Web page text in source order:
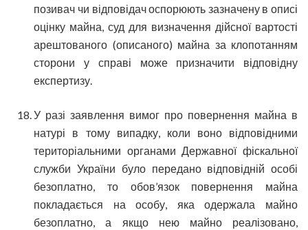
позивач чи відповідач оспорюють зазначену в описі
оцінку майна, суд для визначення дійсної вартості
арештованого (описаного) майна за клопотанням
сторони у справі може призначити відповідну
експертизу.
У разі заявлення вимог про повернення майна в
натурі в тому випадку, коли воно відповідними
територіальними органами Державної фіскальної
служби України було передано відповідній особі
безоплатно, то обов’язок повернення майна
покладається на особу, яка одержала майно
безоплатно, а якщо нею майно реалізовано,